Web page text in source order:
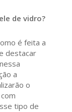
de vidro?
é feita a
destacar
a
o
tipo de